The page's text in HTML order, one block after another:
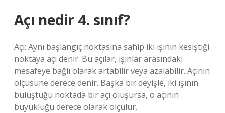
Açı nedir 4. sınıf?
Açı: Aynı başlangıç ​​noktasına sahip iki ışının kesiştiği
noktaya açı denir. Bu açılar, ışınlar arasındaki
mesafeye bağlı olarak artabilir veya azalabilir. Açının
ölçüsüne derece denir. Başka bir deyişle, iki ışının
buluştuğu noktada bir açı oluşursa, o açının
büyüklüğü derece olarak ölçülür.